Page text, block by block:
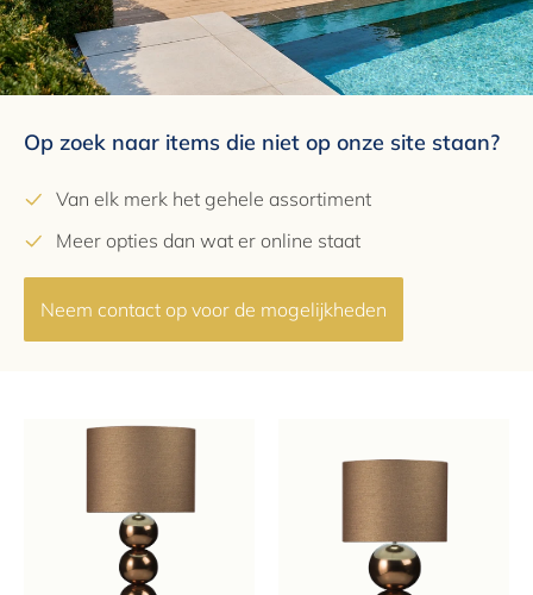
Op zoek naar items die niet op onze site staan?
Van elk merk het gehele assortiment
Meer opties dan wat er online staat
Neem contact op voor de mogelijkheden